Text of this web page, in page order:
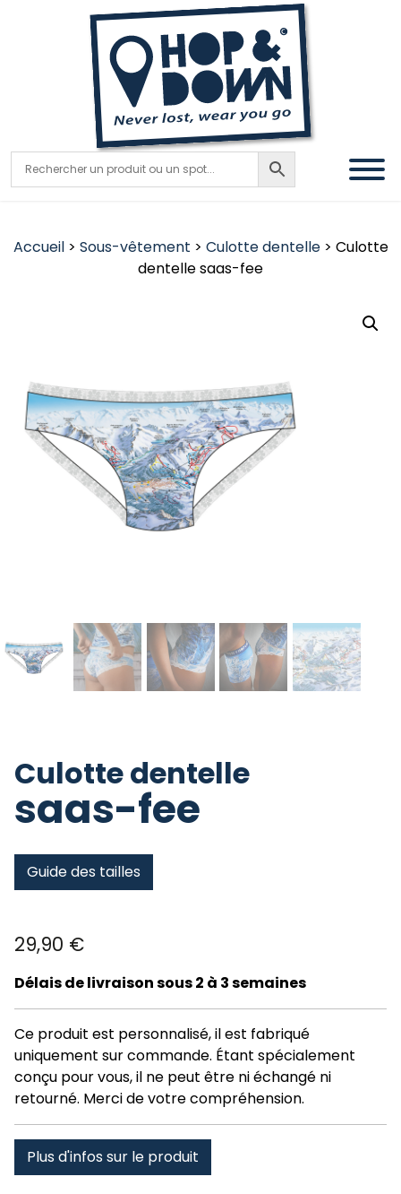
Accueil> Sous-vêtement > Culotte dentelle> Culotte
dentelle saas-fee
Culotte dentelle
saas-fee
Guide des tailles
29,90 €
Délais de livraison sous 2 à 3 semaines
Ce produit est personnalisé, il est fabriqué
uniquement sur commande. Étant spécialement
conçu pour vous, il ne peut être ni échangé ni
retourné. Merci de votre compréhension.
Plus d'infos sur le produit